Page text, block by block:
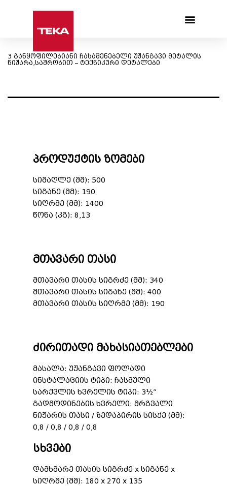
3 განყოფილებიანი ჩასაშენებელი უჟანგავი მეტალის
ნიჟარა,საშრობით – ტექნიკური დეტალები
პროდუქტის ზომები
სიმაღლე (მმ): 500
სიგანე (მმ): 190
სიღრმე (მმ): 1400
წონა (კგ): 8,13
მთავარი თასი
მთავარი თასის სიგრძე (მმ): 340
მთავარი თასის სიგანე (მმ): 400
მთავარი თასის სიღრმე (მმ): 190
ძირითადი მახასიათებლები
მასალა: უჟანგავი ფოლადი
ინსტალაციის ტიპი: ჩასმული
სარქვლის ხვრელის ტიპი: 3½”
გადმოდინების ხვრელი: მრგვალი
ნიჟარის თასი / ზედაპირის სისქე (მმ):
0,8 / 0,8 / 0,8 / 0,8
სხვები
დამხმარე თასის სიგრძე x სიგანე x
სიღრმე (მმ): 180 x 270 x 135